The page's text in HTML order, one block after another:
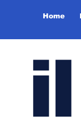
Home
il